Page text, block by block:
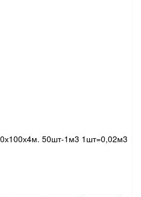
50шт-1м3 1шт=0,02м3